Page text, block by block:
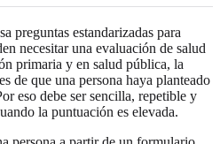
preguntas estandarizadas para
necesitar una evaluación de salud
primaria y en salud pública, la
de que una persona haya planteado
eso debe ser sencilla, repetible y
la puntuación es elevada.